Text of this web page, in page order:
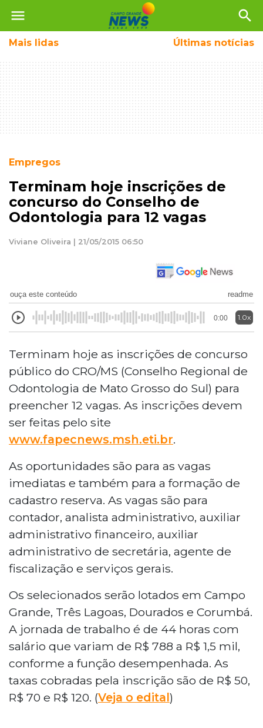
menu search
Mais lidas Últimas notícias
Empregos
Terminam hoje inscrições de
concurso do Conselho de
Odontologia para 12 vagas
Viviane Oliveira | 21/05/2015 06:50
ouça este conteúdo readme
0:00 1.0x
Terminam hoje as inscrições de concurso
público do CRO/MS (Conselho Regional de
Odontologia de Mato Grosso do Sul) para
preencher 12 vagas. As inscrições devem
ser feitas pelo site
www.fapecnews.msh.eti.br.
As oportunidades são para as vagas
imediatas e também para a formação de
cadastro reserva. As vagas são para
contador, analista administrativo, auxiliar
administrativo financeiro, auxiliar
administrativo de secretária, agente de
fiscalização e serviços gerais.
Os selecionados serão lotados em Campo
Grande, Três Lagoas, Dourados e Corumbá.
A jornada de trabalho é de 44 horas com
salário que variam de R$ 788 a R$ 1,5 mil,
conforme a função desempenhada. As
taxas cobradas pela inscrição são de R$ 50,
R$ 70 e R$ 120. (Veja o edital)